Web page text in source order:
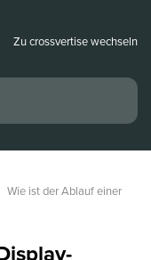
Zu crossvertise wechseln
Wie ist der Ablauf einer